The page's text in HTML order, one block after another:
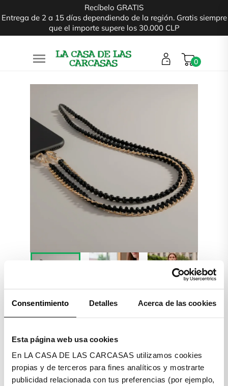
Consentimiento Detalles Acerca de las cookies
Esta página web usa cookies
En LA CASA DE LAS CARCASAS utilizamos cookies
propias y de terceros para fines analíticos y mostrarte
publicidad relacionada con tus preferencias (por ejemplo,
Recíbelo GRATIS
Entrega de 2 a 15 días dependiendo de la región. Gratis siempre
que el importe supere los 30.000 CLP
 0

Detalles producto
COLGANTE TRENZADO
CADENA PARA TU MÓVIL